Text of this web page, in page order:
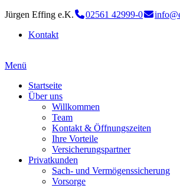
Jürgen Effing e.K. 02561 42999-0
Kontakt
Menü
Startseite
Über uns
Willkommen
Team
Kontakt & Öffnungszeiten
Ihre Vorteile
Versicherungspartner
Privatkunden
Sach- und Vermögenssicherung
Vorsorge